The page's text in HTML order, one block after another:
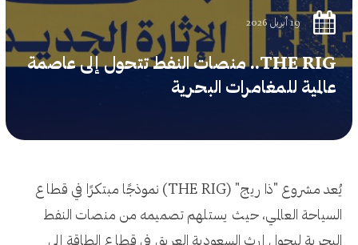
19 أبريل 2026
THE RIG.. منصات النفط تتحول إلى عاصمة
عالمية للمغامرات البحرية
يُعد مشروع "ذا ريج" (THE RIG) نموذجًا مبتكرًا في قطاع
السياحة العالمي، حيث يستلهم تصميمه من منصات النفط
البحرية ليحول إرث السعودية العريق في قطاع الطاقة إلى